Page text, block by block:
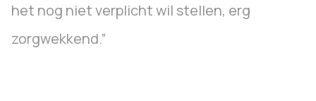
het nog niet verplicht wil stellen, erg
zorgwekkend.”